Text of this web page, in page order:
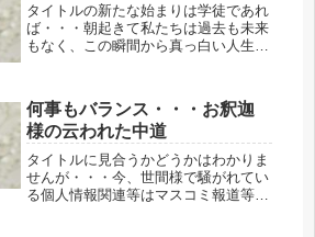
タイトルの新たな始まりは学徒であれ
ば・・・朝起きて私たちは過去も未来
もなく、この瞬間から真っ白い人生の
は続きではなく、朝起きると白紙の新
たな１ページが毎日、更新されている
の...
何事もバランス・・・お釈迦
様の云われた中道
タイトルに見合うかどうかはわかりま
せんが・・・今、世間様で騒がれてい
る個人情報関連等はマスコミ報道等で